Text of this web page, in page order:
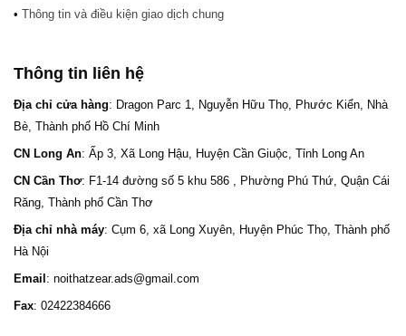
• Thông tin và điều kiện giao dịch chung
Thông tin liên hệ
Địa chỉ cửa hàng: Dragon Parc 1, Nguyễn Hữu Thọ, Phước Kiển, Nhà
Bè, Thành phố Hồ Chí Minh
CN Long An: Ấp 3, Xã Long Hậu, Huyện Cần Giuộc, Tỉnh Long An
CN Cần Thơ: F1-14 đường số 5 khu 586 , Phường Phú Thứ, Quận Cái
Răng, Thành phố Cần Thơ
Địa chỉ nhà máy: Cụm 6, xã Long Xuyên, Huyện Phúc Thọ, Thành phố
Hà Nội
Email : noithatzear.ads@gmail.com
Fax: 02422384666